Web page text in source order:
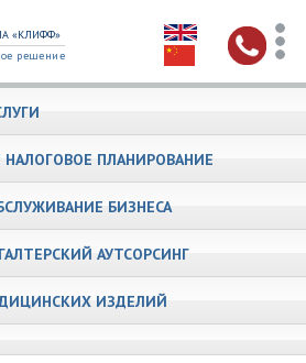
«КЛИФФ»
решение
ПЛАНИРОВАНИЕ
БИЗНЕСА
АУТСОРСИНГ
ИЗДЕЛИЙ